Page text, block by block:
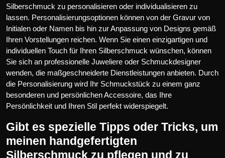
Silberschmuck zu personalisieren oder individualisieren zu
lassen. Personalisierungsoptionen können von der Gravur von
Initialen oder Namen bis hin zur Anpassung von Designs gemäß
Ihren Vorstellungen reichen. Wenn Sie einen einzigartigen und
individuellen Touch für Ihren Silberschmuck wünschen, können
Sie sich an professionelle Juweliere oder Schmuckdesigner
wenden, die maßgeschneiderte Dienstleistungen anbieten. Durch
die Personalisierung wird Ihr Schmuckstück zu einem ganz
besonderen und persönlichen Accessoire, das Ihre
Persönlichkeit und Ihren Stil perfekt widerspiegelt.
Gibt es spezielle Tipps oder Tricks, um
meinen handgefertigten
Silberschmuck zu pflegen und zu